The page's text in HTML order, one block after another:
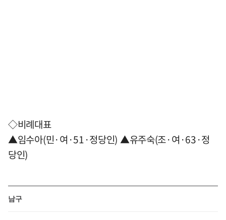
◇비례대표
▲임수아(민·여·51·정당인) ▲유주숙(조·여·63·정
당인)
남구